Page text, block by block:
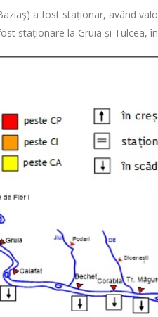
a fost staționar, având
staționare la Gruia și Tulcea,